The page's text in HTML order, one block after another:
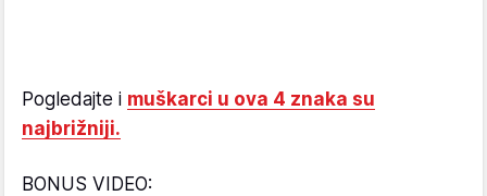
Pogledajte i muškarci u ova 4 znaka su
najbrižniji.
BONUS VIDEO: